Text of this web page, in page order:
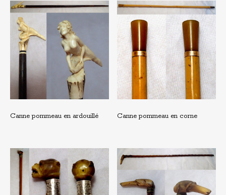
Canne pommeau en ardouillé Canne pommeau en corne